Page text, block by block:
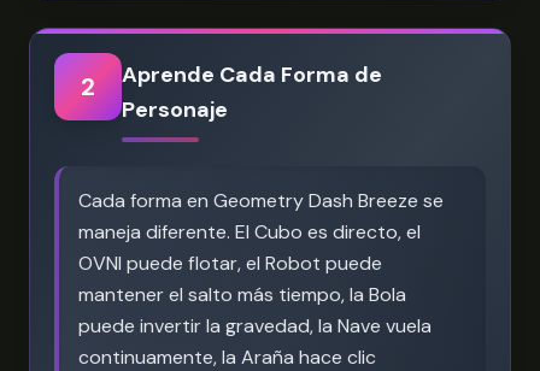
2
Aprende Cada Forma de
Personaje
Cada forma en Geometry Dash Breeze se
maneja diferente. El Cubo es directo, el
OVNI puede flotar, el Robot puede
mantener el salto más tiempo, la Bola
puede invertir la gravedad, la Nave vuela
continuamente, la Araña hace clic